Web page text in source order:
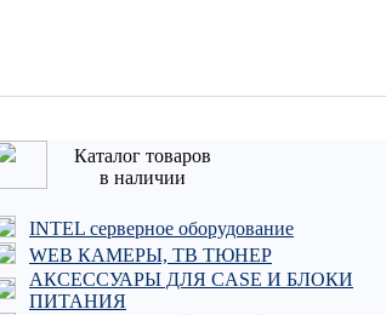
Каталог товаров
в наличии
INTEL серверное оборудование
WEB КАМЕРЫ, ТВ ТЮНЕР
АКСЕССУАРЫ ДЛЯ CASE И БЛОКИ
ПИТАНИЯ